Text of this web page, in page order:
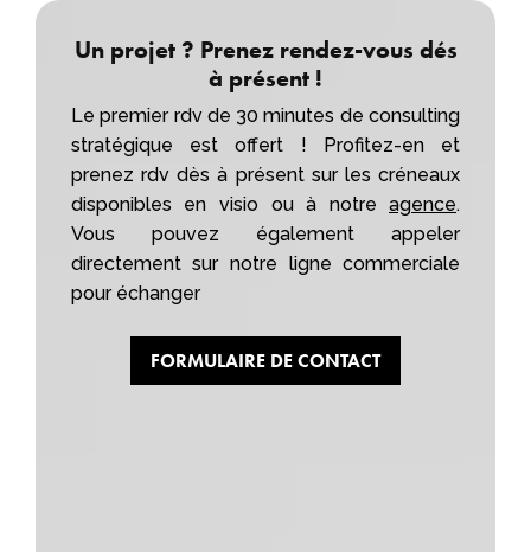
Un projet ? Prenez rendez-vous dés
à présent !
Le premier rdv de 30 minutes de consulting
stratégique est offert ! Profitez-en et
prenez rdv dès à présent sur les créneaux
disponibles en visio ou à notreagence.
Vous pouvez également appeler
directement sur notre ligne commerciale
pour échanger
FORMULAIRE DE CONTACT